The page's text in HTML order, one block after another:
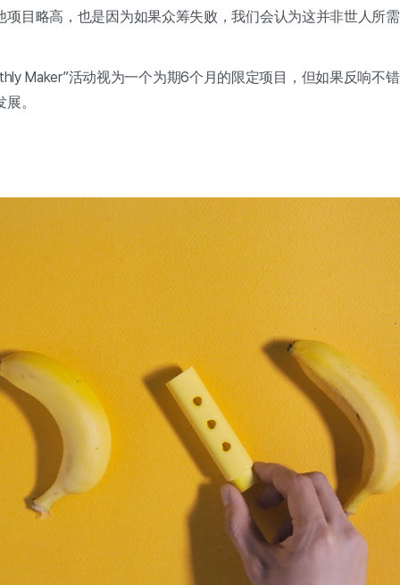
项目略高，也是因为如果众筹失败，我们会认为这并非世人所
Maker”活动视为一个为期6个月的限定项目，但如果反响不
。